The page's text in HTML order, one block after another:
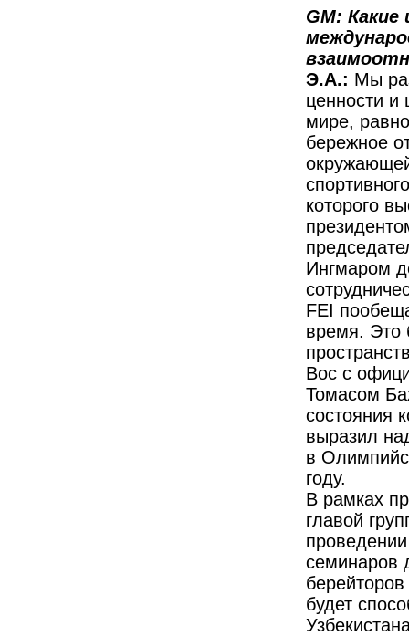
GM:
Э.А.: Мы
ценности и
мире,
бережное
которого
Ингмаром
FEI
время. Это
Вос с
Томасом
состояния
выразил
в
году.
В рамках
главой
семинаров
будет